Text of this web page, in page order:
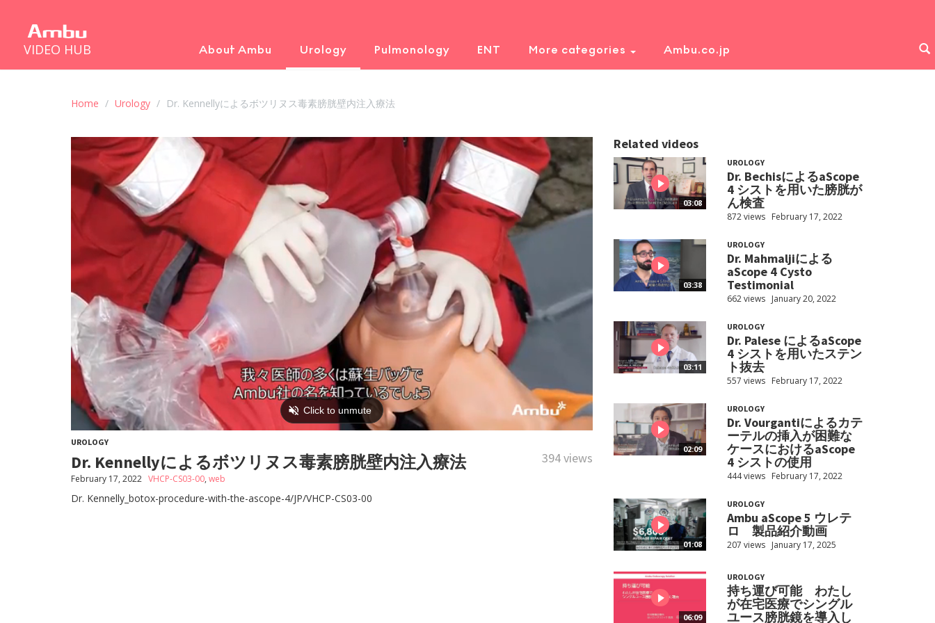
VIDEO HUB About Ambu Urology Pulmonology ENT More categories Ambu.co.jp
Home Urology Dr. Kennellyによるボツリヌス毒素膀胱壁内注入療法
UROLOGY
Dr. Kennellyによるボツリヌス毒素膀胱壁内注入療法 394 views
February 17, 2022 VHCP-CS03-00, web
Dr. Kennelly_botox-procedure-with-the-ascope-4/JP/VHCP-CS03-00
Related videos
03:08
UROLOGY
Dr. BechisによるaScope
4 シストを用いた膀胱が
ん検査
872 views February 17, 2022
03:38
UROLOGY
Dr. Mahmaljiによる
aScope 4 Cysto
Testimonial
662 views January 20, 2022
03:11
UROLOGY
Dr. Palese によるaScope
4 シストを用いたステン
ト抜去
557 views February 17, 2022
02:09
UROLOGY
Dr. Vourgantiによるカテ
ーテルの挿入が困難な
ケースにおけるaScope
4 シストの使用
444 views February 17, 2022
01:08
UROLOGY
Ambu aScope 5 ウレテ
ロ 製品紹介動画
207 views January 17, 2025
06:09
UROLOGY
持ち運び可能 わたし
が在宅医療でシングル
ユース膀胱鏡を導入し